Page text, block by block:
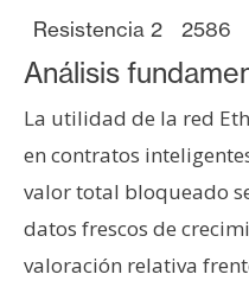
c
i
a
d
Resistencia 2 2586
Análisis
La utilidad de la red
en contratos
valor total bloqueado
datos frescos de
valoración relativa